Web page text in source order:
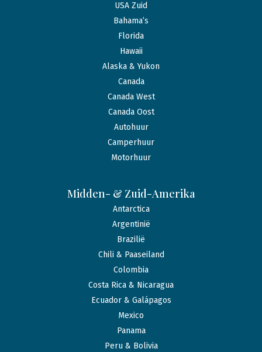
USA Zuid
Bahama’s
Florida
Hawaii
Alaska & Yukon
Canada
Canada West
Canada Oost
Autohuur
Camperhuur
Motorhuur
Midden- & Zuid-Amerika
Antarctica
Argentinië
Brazilië
Chili & Paaseiland
Colombia
Costa Rica & Nicaragua
Ecuador & Galápagos
Mexico
Panama
Peru & Bolivia